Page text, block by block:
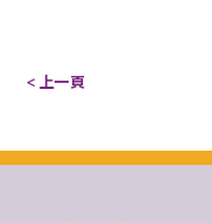
< 上一頁